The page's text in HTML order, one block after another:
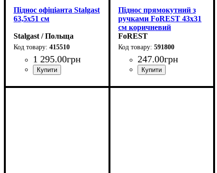
Піднос офіціанта Stalgast
63,5х51 см
Stalgast / Польща
415510
1 295.00грн
Піднос прямокутний з
ручками FoREST 43х31
см коричневий
FoREST
591800
247.00грн